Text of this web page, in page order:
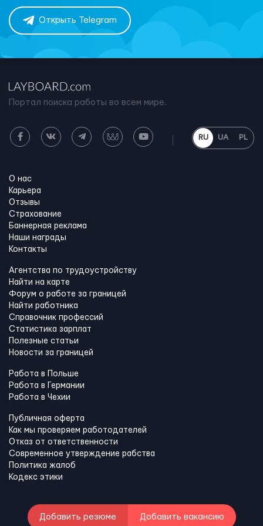
Открыть Telegram
Портал поиска работы во всем мире.
RU UA PL
О нас
Карьера
Отзывы
Страхование
Баннерная реклама
Наши награды
Контакты
Агентства по трудоустройству
Найти на карте
Форум о работе за границей
Найти работника
Справочник профессий
Статистика зарплат
Полезные статьи
Новости за границей
Работа в Польше
Работа в Германии
Работа в Чехии
Публичная оферта
Как мы проверяем работодателей
Отказ от ответственности
Современное утверждение рабства
Политика жалоб
Кодекс этики
Добавить резюме Добавить вакансию